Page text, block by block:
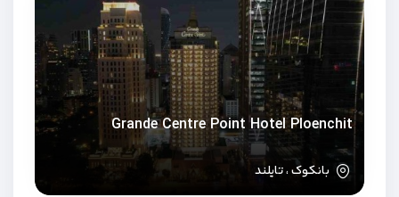
Grande Centre Point Hotel Ploenchit
بانکوک ، تایلند